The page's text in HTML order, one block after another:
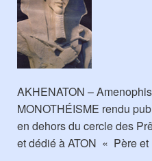
AKHENATON –
MONOTHÉISME rendu
en dehors du cercle des
et dédié à ATON « Père et